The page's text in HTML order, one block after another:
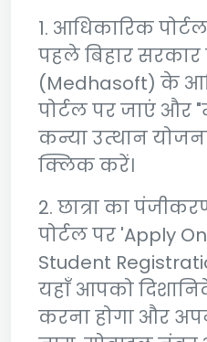
1. आधिकारिक
पहले बिहार
(Medhasoft) के
पोर्टल पर जाएं और
कन्या उत्थान
क्लिक करें।
2. छात्रा का
पोर्टल पर 'Apply
Student
यहाँ आपको
करना होगा और